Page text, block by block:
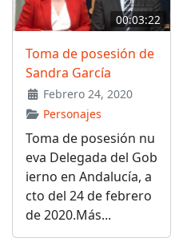
00:03:22
Toma de posesión de
Sandra García
Febrero 24, 2020
Personajes
Toma de posesión nu
eva Delegada del Gob
ierno en Andalucía, a
cto del 24 de febrero
de 2020.Más...